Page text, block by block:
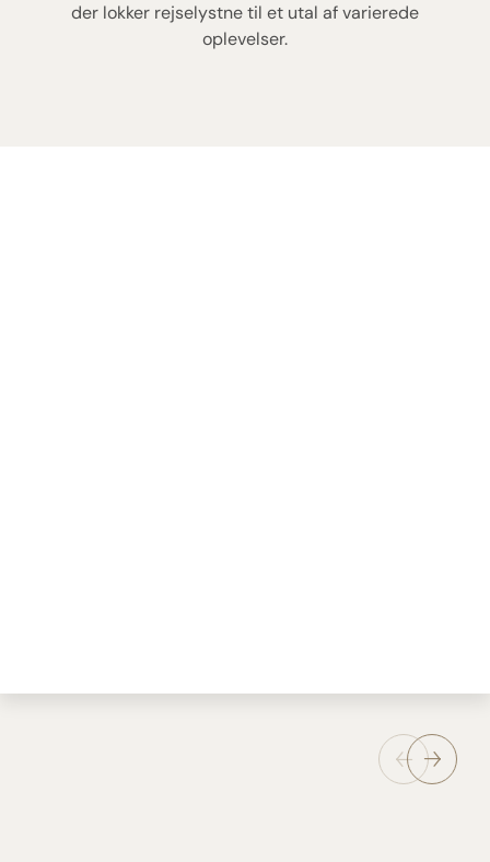
der lokker rejselystne til et utal af varierede
oplevelser.